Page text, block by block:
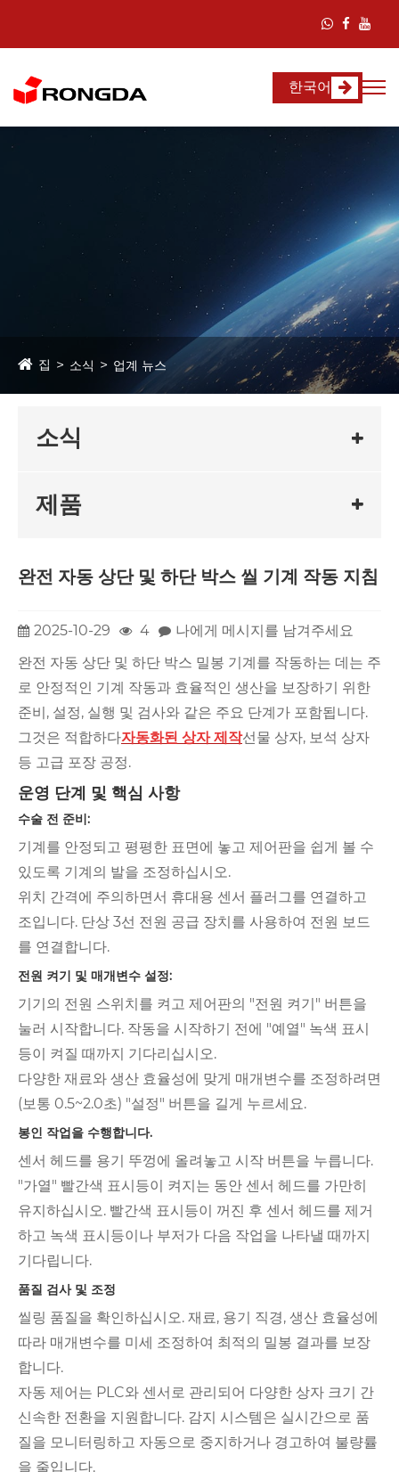
한국어
집 소식 업계 뉴스
소식
제품
완전 자동 상단 및 하단 박스 씰 기계 작동 지침
2025-10-29 4
나에게 메시지를 남겨주세요
완전 자동 상단 및 하단 박스 밀봉 기계를 작동하는 데는 주
로 안정적인 기계 작동과 효율적인 생산을 보장하기 위한
준비, 설정, 실행 및 검사와 같은 주요 단계가 포함됩니다.
그것은 적합하다자동화된 상자 제작선물 상자, 보석 상자
등 고급 포장 공정.
운영 단계 및 핵심 사항
수술 전 준비:
기계를 안정되고 평평한 표면에 놓고 제어판을 쉽게 볼 수
있도록 기계의 발을 조정하십시오.
위치 간격에 주의하면서 휴대용 센서 플러그를 연결하고
조입니다. 단상 3선 전원 공급 장치를 사용하여 전원 보드
를 연결합니다.
전원 켜기 및 매개변수 설정:
기기의 전원 스위치를 켜고 제어판의 "전원 켜기" 버튼을
눌러 시작합니다. 작동을 시작하기 전에 "예열" 녹색 표시
등이 켜질 때까지 기다리십시오.
다양한 재료와 생산 효율성에 맞게 매개변수를 조정하려면
(보통 0.5~2.0초) "설정" 버튼을 길게 누르세요.
봉인 작업을 수행합니다.
센서 헤드를 용기 뚜껑에 올려놓고 시작 버튼을 누릅니다.
"가열" 빨간색 표시등이 켜지는 동안 센서 헤드를 가만히
유지하십시오. 빨간색 표시등이 꺼진 후 센서 헤드를 제거
하고 녹색 표시등이나 부저가 다음 작업을 나타낼 때까지
기다립니다.
품질 검사 및 조정
씰링 품질을 확인하십시오. 재료, 용기 직경, 생산 효율성에
따라 매개변수를 미세 조정하여 최적의 밀봉 결과를 보장
합니다.
자동 제어는 PLC와 센서로 관리되어 다양한 상자 크기 간
신속한 전환을 지원합니다. 감지 시스템은 실시간으로 품
질을 모니터링하고 자동으로 중지하거나 경고하여 불량률
을 줄입니다.